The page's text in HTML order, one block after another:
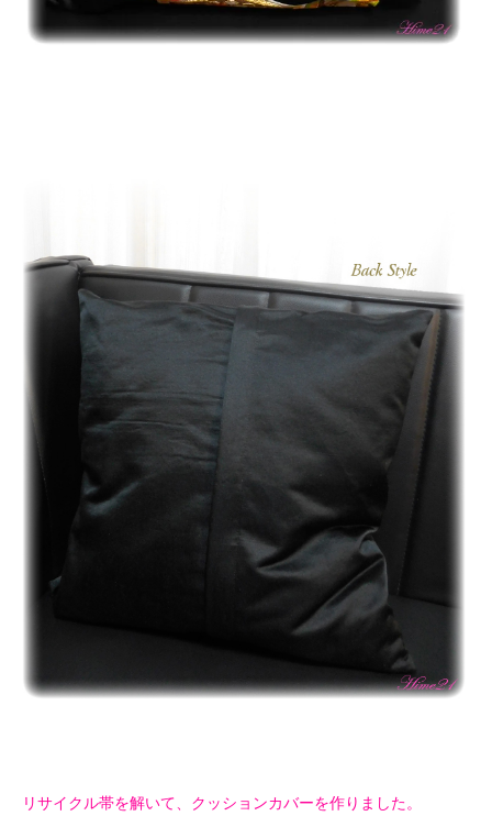
リサイクル帯を解いて、クッションカバーを作りました。